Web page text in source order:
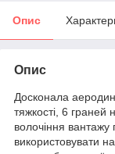
Опис
Опис
Досконала
тяжкості, 6 граней
волочіння
використовувати